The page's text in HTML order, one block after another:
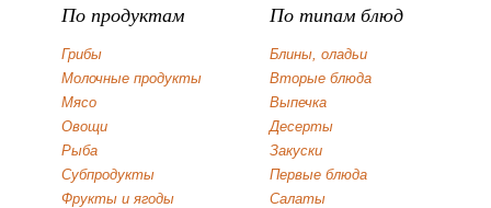
По продуктам
Грибы
Молочные продукты
Мясо
Овощи
Рыба
Субпродукты
Фрукты и ягоды
По типам блюд
Блины, оладьи
Вторые блюда
Выпечка
Десерты
Закуски
Первые блюда
Салаты